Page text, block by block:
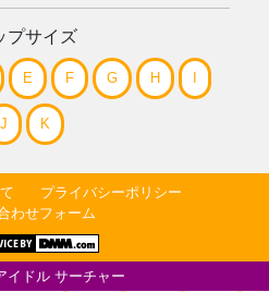
プサイズ
E F G H
J K
プライバシーポリシー
わせフォーム
イドル サーチャー